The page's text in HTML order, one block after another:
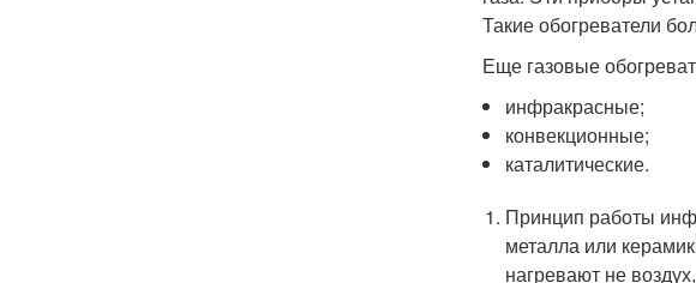
Такие обогреватели
Еще газовые
инфракрасные;
конвекционные;
каталитические.
Принцип работы
металла или
нагревают не